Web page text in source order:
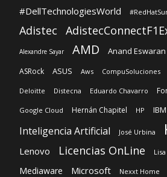
#DellTechnologiesWorld
Adistec
Alexandre Sayar AMD Anand Eswaran
ASRock ASUS Aws CompuSoluciones
Deloitte Distecna Eduardo Chavarro
Google Cloud Hernán Chapitel HP IBM
Inteligencia Artificial José Urbina
Lenovo Licencias OnLine
Mediaware Microsoft Nexxt Home